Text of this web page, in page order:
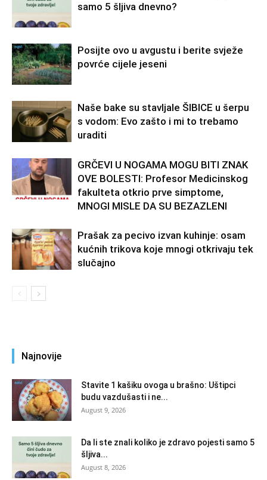
samo 5 šljiva dnevno?
Posijte ovo u avgustu i berite svježe
povrće cijele jeseni
Naše bake su stavljale ŠIBICE u šerpu
s vodom: Evo zašto i mi to trebamo
uraditi
GRČEVI U NOGAMA MOGU BITI ZNAK
OVE BOLESTI: Profesor Medicinskog
fakulteta otkrio prve simptome,
MNOGI MISLE DA SU BEZAZLENI
Prašak za pecivo izvan kuhinje: osam
kućnih trikova koje mnogi otkrivaju tek
slučajno
Najnovije
Stavite 1 kašiku ovoga u brašno: Uštipci
budu vazdušasti i ne...
August 9, 2026
Da li ste znali koliko je zdravo pojesti samo 5
šljiva...
August 8, 2026